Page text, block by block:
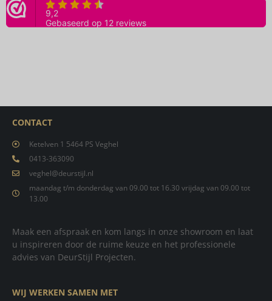
CONTACT
Ketelven 1 5464 PS Veghel
0413-363090
veghel@deurstijl.nl
maandag t/m donderdag van 09.00 tot 16.30 vrijdag van 09.00 tot
13.00
Maak een afspraak en kom langs in onze showroom en laat
u inspireren door de ruime keuze en het professionele
advies van DeurStijl Projecten.
WIJ WERKEN SAMEN MET